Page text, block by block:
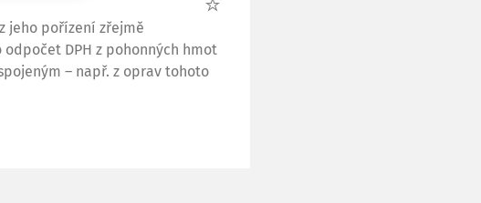
jeho pořízení zřejmě
DPH z pohonných hmot
– např. z oprav tohoto